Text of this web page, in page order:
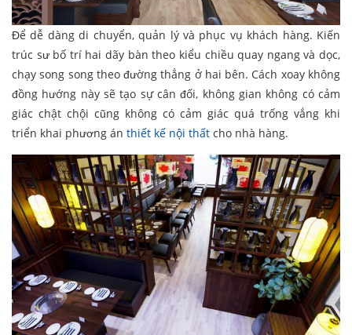
Để dễ dàng di chuyển, quản lý và phục vụ khách hàng. Kiến
trúc sư bố trí hai dãy bàn theo kiểu chiều quay ngang và dọc,
chạy song song theo đường thẳng ở hai bên. Cách xoay không
đồng hướng này sẽ tạo sự cân đối, không gian không có cảm
giác chật chội cũng không có cảm giác quá trống vắng khi
triển khai phương án thiết kế nội thất cho nhà hàng.